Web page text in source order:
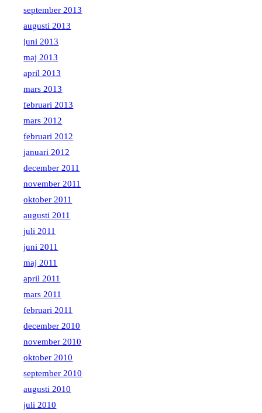
september 2013
augusti 2013
juni 2013
maj 2013
april 2013
mars 2013
februari 2013
mars 2012
februari 2012
januari 2012
december 2011
november 2011
oktober 2011
augusti 2011
juli 2011
juni 2011
maj 2011
april 2011
mars 2011
februari 2011
december 2010
november 2010
oktober 2010
september 2010
augusti 2010
juli 2010